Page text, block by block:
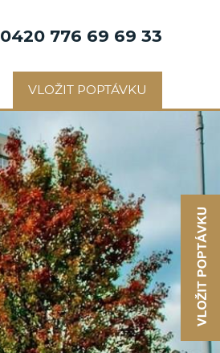
0420 776 69 69 33
VLOŽIT POPTÁVKU